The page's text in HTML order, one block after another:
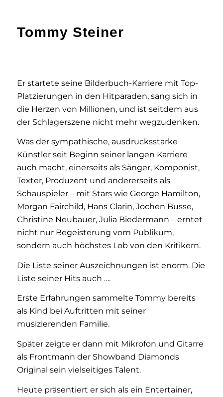
Tommy Steiner
Er startete seine Bilderbuch-Karriere mit Top-
Platzierungen in den Hitparaden, sang sich in
die Herzen von Millionen, und ist seitdem aus
der Schlagerszene nicht mehr wegzudenken.
Was der sympathische, ausdrucksstarke
Künstler seit Beginn seiner langen Karriere
auch macht, einerseits als Sänger, Komponist,
Texter, Produzent und andererseits als
Schauspieler – mit Stars wie George Hamilton,
Morgan Fairchild, Hans Clarin, Jochen Busse,
Christine Neubauer, Julia Biedermann – erntet
nicht nur Begeisterung vom Publikum,
sondern auch höchstes Lob von den Kritikern.
Die Liste seiner Auszeichnungen ist enorm. Die
Liste seiner Hits auch ….
Erste Erfahrungen sammelte Tommy bereits
als Kind bei Auftritten mit seiner
musizierenden Familie.
Später zeigte er dann mit Mikrofon und Gitarre
als Frontmann der Showband Diamonds
Original sein vielseitiges Talent.
Heute präsentiert er sich als ein Entertainer,